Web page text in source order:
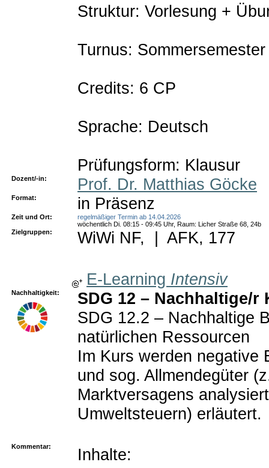
Struktur: Vorlesung +
Turnus: Sommersemester
Credits: 6 CP
Sprache: Deutsch
Prüfungsform: Klausur
Dozent/-in: Prof. Dr. Matthias Göcke
Format: in Präsenz
Zeit und Ort:
regelmäßiger Termin ab 14.04.2026
wöchentlich Di. 08:15 - 09:45 Uhr, Raum: Licher Straße 68, 24b
Zielgruppen:
WiWi NF, | AFK, 177
E-Learning Intensiv
Nachhaltigkeit:
SDG 12 – Nachhaltige/
SDG 12.2 – Nachhaltige
natürlichen Ressourcen
Im Kurs werden negative
und sog. Allmendegüter
Marktversagens
Umweltsteuern) erläutert.
Kommentar:
Inhalte: